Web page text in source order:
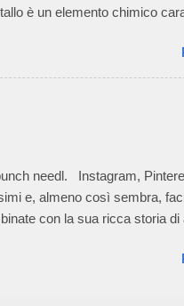
è un elemento chimico
alla creazione di opere aventi
tecniche di lavorazione
lamine di metallo giunge alle
per la loro potenzialità
Ho selezionato 5 opere, di
needl. Instagram,
e, almeno così sembra,
con la sua ricca storia di
needle, come hobby, come